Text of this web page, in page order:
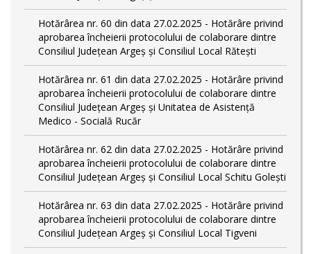
Hotărârea nr. 60 din data 27.02.2025 - Hotărâre privind
aprobarea încheierii protocolului de colaborare dintre
Consiliul Județean Argeș și Consiliul Local Rătești
Hotărârea nr. 61 din data 27.02.2025 - Hotărâre privind
aprobarea încheierii protocolului de colaborare dintre
Consiliul Județean Argeș și Unitatea de Asistență
Medico - Socială Rucăr
Hotărârea nr. 62 din data 27.02.2025 - Hotărâre privind
aprobarea încheierii protocolului de colaborare dintre
Consiliul Județean Argeș și Consiliul Local Schitu Golești
Hotărârea nr. 63 din data 27.02.2025 - Hotărâre privind
aprobarea încheierii protocolului de colaborare dintre
Consiliul Județean Argeș și Consiliul Local Tigveni